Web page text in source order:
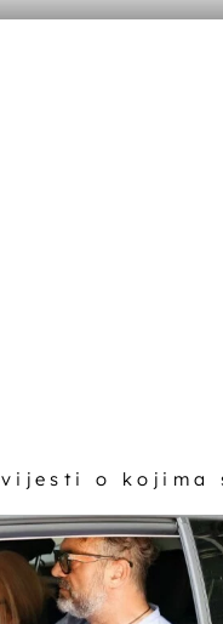
vijesti o kojima